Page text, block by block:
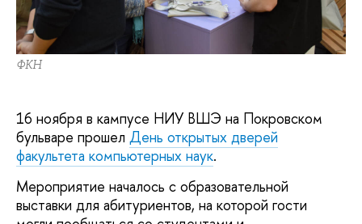
ФКН
16 ноября в кампусе НИУ ВШЭ на Покровском
бульваре прошел День открытых дверей
факультета компьютерных наук.
Мероприятие началось с образовательной
выставки для абитуриентов, на которой гости